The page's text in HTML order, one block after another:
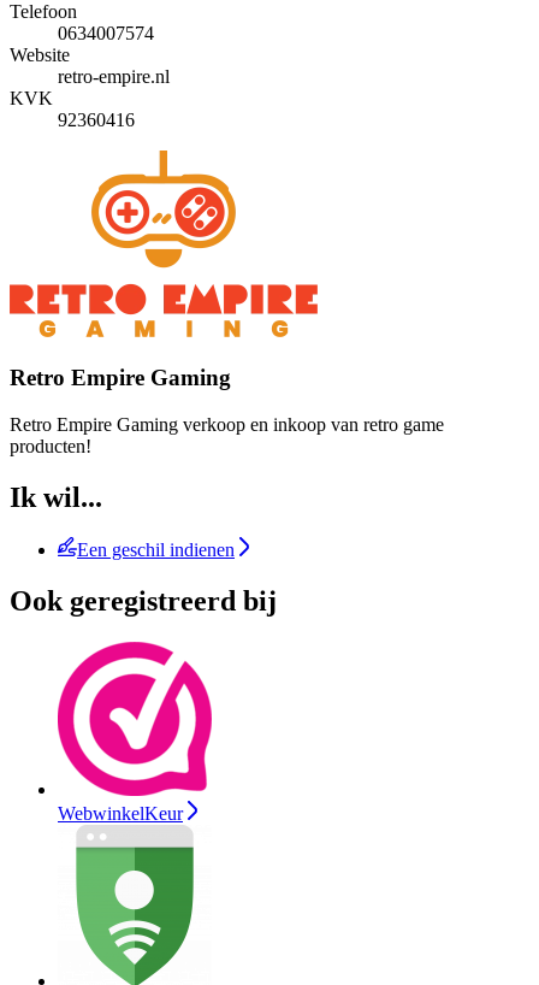
Telefoon
0634007574
Website
retro-empire.nl
KVK
92360416
Retro Empire Gaming
Retro Empire Gaming verkoop en inkoop van retro game
producten!
Ik wil...
Een geschil indienen
Ook geregistreerd bij
WebwinkelKeur